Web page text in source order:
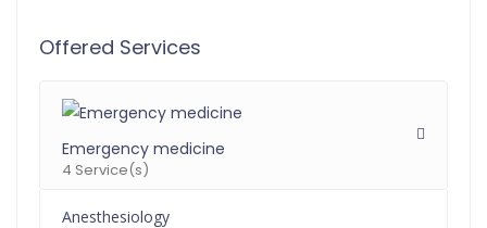
Offered Services
Emergency medicine
4 Service(s)
Anesthesiology